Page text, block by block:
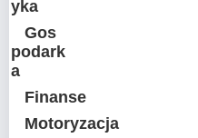
yka
Gos
podark
a
Finanse
Motoryzacja